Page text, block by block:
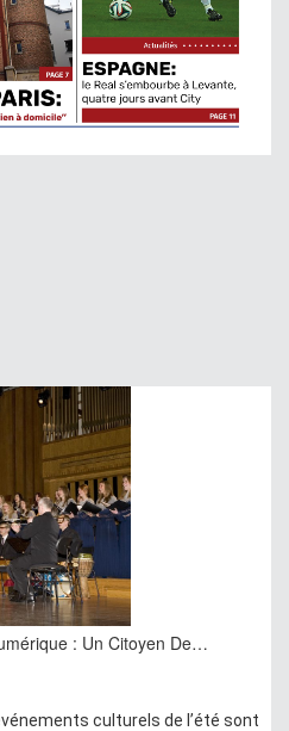
: Un Citoyen De…
culturels de l’été sont